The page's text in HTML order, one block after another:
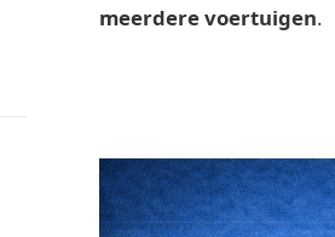
meerdere voertuigen.